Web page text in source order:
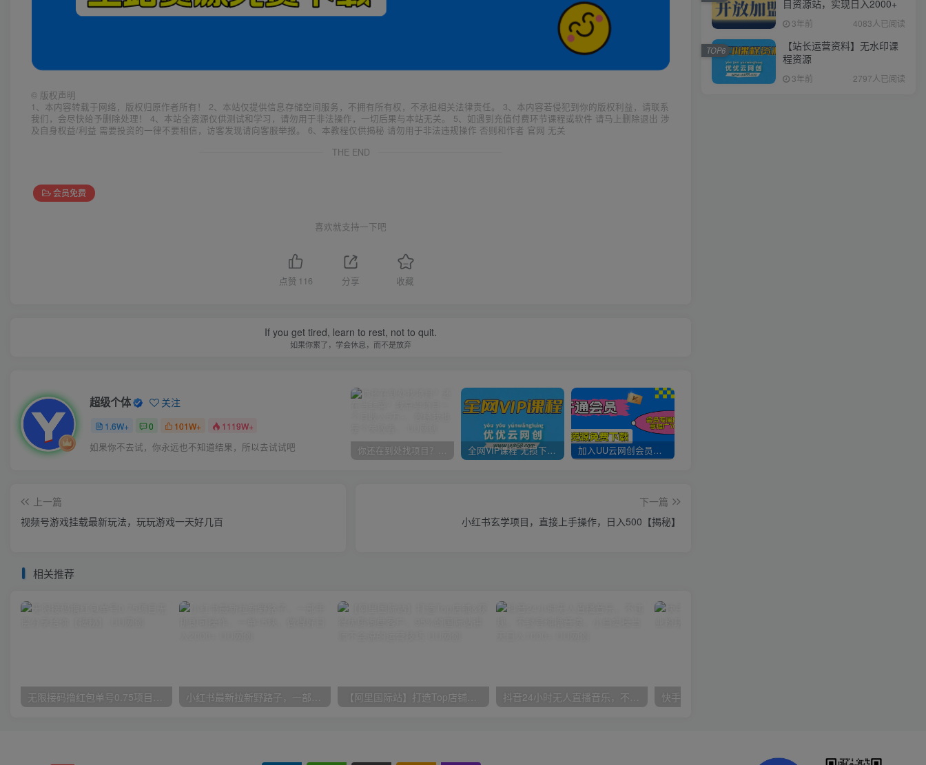
© 版权声明
1、本内容转载于网络，版权归原作者所有！ 2、本站仅提供信息存储空间服务，不拥有所有权，不承担相关法律责任。 3、本内容若侵犯到你的版权利益，请联系
我们，会尽快给予删除处理！ 4、本站全资源仅供测试和学习，请勿用于非法操作，一切后果与本站无关。 5、如遇到充值付费环节课程或软件 请马上删除退出 涉
及自身权益/利益 需要投资的一律不要相信，访客发现请向客服举报。 6、本教程仅供揭秘 请勿用于非法违规操作 否则和作者 官网 无关
THE END
会员免费
喜欢就支持一下吧
点赞 116 分享 收藏
If you get tired, learn to rest, not to quit.
如果你累了，学会休息，而不是放弃
超级个体 关注
1.6W+ 0 101W+ 1119W+
如果你不去试，你永远也不知道结果，所以去试试吧 你还在到处找项目？还在当韭菜？我靠卖项目一个月收入5万+，曾经我也是个失败者。 全网VIP课程 无损下载~ 加入UU云网创会员，全站资源免费学习。
上一篇
视频号游戏挂载最新玩法，玩玩游戏一天好几百
下一篇
小红书玄学项目，直接上手操作，日入500【揭秘】
相关推荐
无限接码撸红包单号0.75项目无偿分享给你【揭秘】 小红书最新拉新野路子，一部手机即可操作，一单15块，做得好日入2000+ 【阿里国际站】打造Top店铺&获得优质询盘客户，​95%的国际站讲师不会说的运营技巧 抖音24小时无人直播音乐，不违规，不封号纯撸音浪，小白实操当天日入1000+
目资源站，实现日入2000+
3年前 4083人已阅读
【站长运营资料】无水印课
程资源
3年前 2797人已阅读
TOP6